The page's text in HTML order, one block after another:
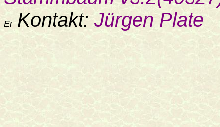
Kontakt: Jürgen Plate